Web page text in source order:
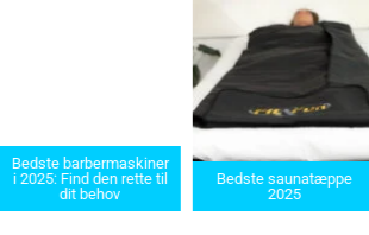
Bedste barbermaskiner
i 2025: Find den rette til
dit behov
Bedste saunatæppe
2025